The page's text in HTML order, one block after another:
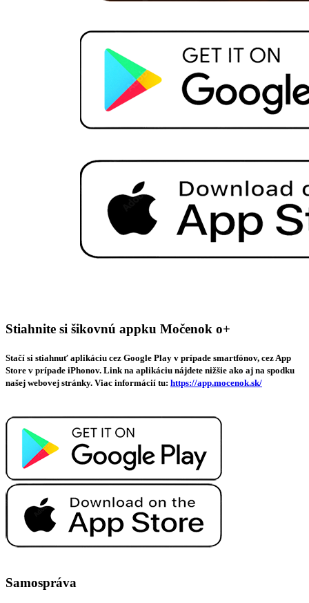
Stiahnite si šikovnú appku Močenok o+
Stačí si stiahnuť aplikáciu cez Google Play v prípade smartfónov, cez App
Store v prípade iPhonov. Link na aplikáciu nájdete nižšie ako aj na spodku
našej webovej stránky. Viac informácií tu: https://app.mocenok.sk/
Samospráva